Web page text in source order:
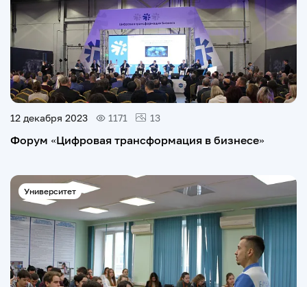
12 декабря 2023 1171 13
Форум «Цифровая трансформация в бизнесе»
Университет